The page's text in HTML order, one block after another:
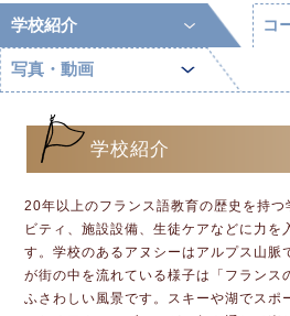
学校紹介 コ
写真・動画
学校紹介
20年以上のフランス語教育の歴史を持つ
ビティ、施設設備、生徒ケアなどに力を
す。学校のあるアヌシーはアルプス山脈
が街の中を流れている様子は「フランス
ふさわしい風景です。スキーや湖でスポ